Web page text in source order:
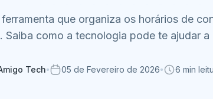
que organiza os horários de
Saiba como a tecnologia pode te ajudar a
Tech 05 de Fevereiro de 2026 6 min